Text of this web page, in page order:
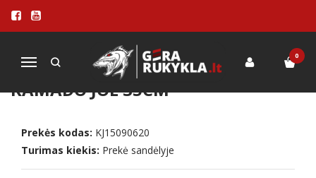
Navigacija
0
Pagrindinis
Ketaus kepimo grotelės Kamado Joe 35cm
KETAUS KEPIMO GROTELĖS
KAMADO JOE 35CM
Prekės kodas: KJ15090620
Turimas kiekis: Prekė sandėlyje